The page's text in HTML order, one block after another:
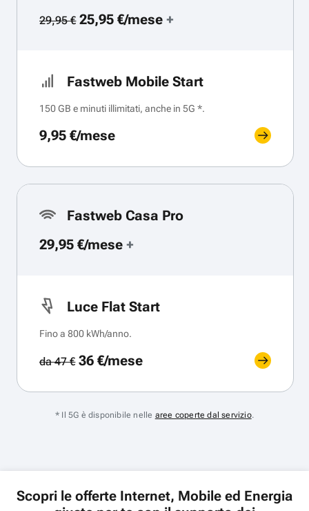
29,95 €25,95 €/mese+
Fastweb Mobile Start
150 GB e minuti illimitati, anche in 5G *.
9,95 €/mese
Fastweb Casa Pro
29,95 €/mese +
Luce Flat Start
Fino a 800 kWh/anno.
da 47 €36 €/mese
* Il 5G è disponibile nelle aree coperte dal servizio.
Scopri le offerte Internet, Mobile ed Energia